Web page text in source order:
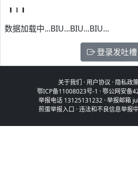
数据加载中...BIU...BIU...BIU...
登录发吐槽
关于我们 ·用户协议 · 隐私政
鄂ICP备11008023号-1 ·鄂公网安备
举报电话 13125131232 · 举报邮箱
煎蛋举报入口 ·违法和不良信息举报